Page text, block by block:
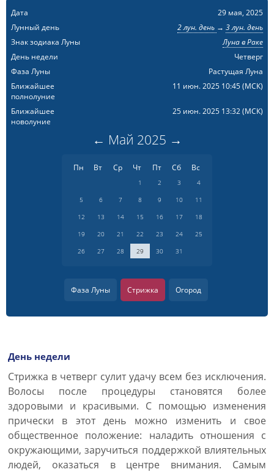
Дата
29 мая, 2025
Лунный день
2 лун. день → 3 лун. день
Знак зодиака Луны
Луна в Раке
День недели
Четверг
Фаза Луны
Растущая Луна
Ближайшее
полнолуние
11 июн. 2025 10:45(МСК)
Ближайшее
новолуние
25 июн. 2025 13:32(МСК)
← Май 2025 →
Пн Вт Ср Чт Пт Сб Вс
1 2 3
4
5
6 7 8 9 10
11
12
13 14 15 16 17
18
19
20 21 22 23 24
25
26
27 28 29 30 31
Фаза Луны Стрижка Огород
День недели
Cтрижка в четверг сулит удачу всем без исключения.
Волосы после процедуры становятся более
здоровыми и красивыми. С помощью изменения
прически в этот день можно изменить и свое
общественное положение: наладить отношения с
окружающими, заручиться поддержкой влиятельных
людей, оказаться в центре внимания. Самым